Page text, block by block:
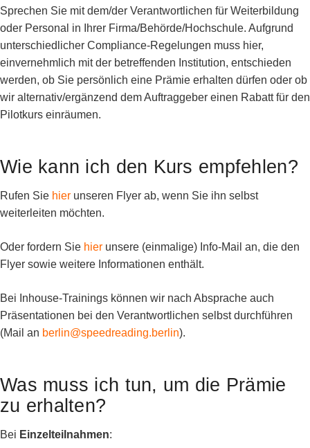
Sprechen Sie mit dem/der Verantwortlichen für Weiterbildung
oder Personal in Ihrer Firma/Behörde/Hochschule. Aufgrund
unterschiedlicher Compliance-Regelungen muss hier,
einvernehmlich mit der betreffenden Institution, entschieden
werden, ob Sie persönlich eine Prämie erhalten dürfen oder ob
wir alternativ/ergänzend dem Auftraggeber einen Rabatt für den
Pilotkurs einräumen.
Wie kann ich den Kurs empfehlen?
Rufen Sie hier unseren Flyer ab, wenn Sie ihn selbst
weiterleiten möchten.
Oder fordern Sie hier unsere (einmalige) Info-Mail an, die den
Flyer sowie weitere Informationen enthält.
Bei Inhouse-Trainings können wir nach Absprache auch
Präsentationen bei den Verantwortlichen selbst durchführen
(Mail an berlin@speedreading.berlin).
Was muss ich tun, um die Prämie
zu erhalten?
Bei Einzelteilnahmen: